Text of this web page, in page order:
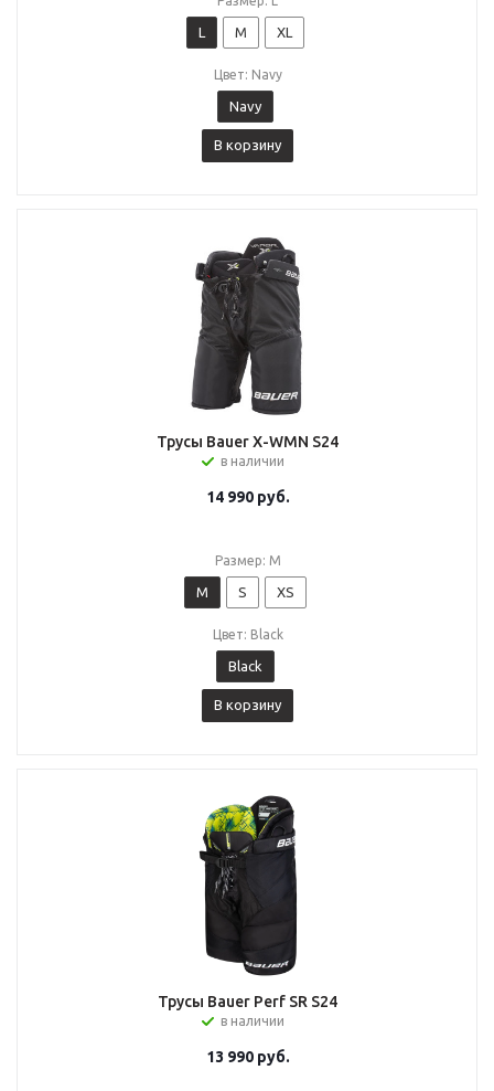
L M XL
Цвет: Navy
Navy
В корзину
Трусы Bauer X-WMN S24
в наличии
14 990руб.
Размер: M
M S XS
Цвет: Black
Black
В корзину
Трусы Bauer Perf SR S24
в наличии
13 990руб.